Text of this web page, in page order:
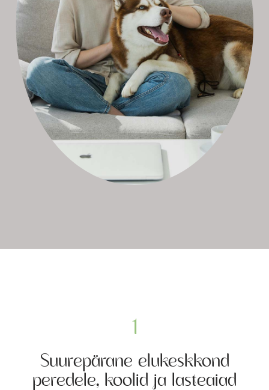
1
Suurepärane elukeskkond
peredele, koolid ja lasteaiad